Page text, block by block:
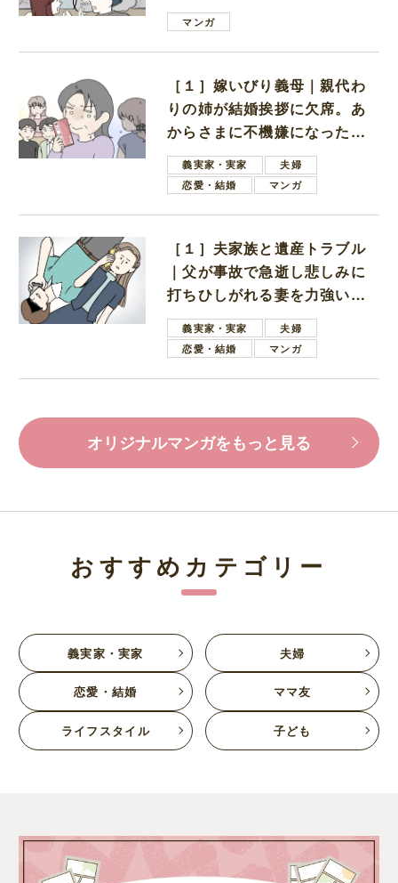
は電車好きの男の子ママ
マンガ
［１］嫁いびり義母｜親代わ
りの姉が結婚挨拶に欠席。あ
からさまに不機嫌になった義
母義実家・実家
夫婦
恋愛・結婚
マンガ
［１］夫家族と遺産トラブル
｜父が事故で急逝し悲しみに
打ちひしがれる妻を力強い言
葉で励ます夫
義実家・実家
夫婦
恋愛・結婚
マンガ
オリジナルマンガをもっと見る
おすすめカテゴリー
義実家・実家 夫婦
恋愛・結婚 ママ友
ライフスタイル 子ども